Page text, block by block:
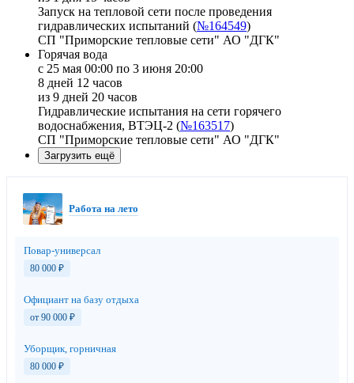
Запуск на тепловой сети после проведения
гидравлических испытаний (№164549)
СП "Приморские тепловые сети" АО "ДГК"
Горячая вода
с 25 мая 00:00 по 3 июня 20:00
8 дней 12 часов
из 9 дней 20 часов
Гидравлические испытания на сети горячего
водоснабжения, ВТЭЦ-2 (№163517)
СП "Приморские тепловые сети" АО "ДГК"
Загрузить ещё
Работа на лето
Повар-универсал
80 000 ₽
Официант на базу отдыха
от 90 000 ₽
Уборщик, горничная
80 000 ₽